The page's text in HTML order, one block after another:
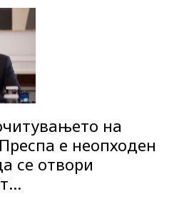
на
е неопходен
се отвори